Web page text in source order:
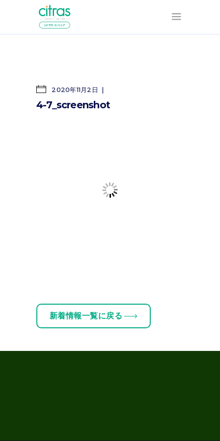
2020年11月2日
4-7_screenshot
新着情報一覧に戻る